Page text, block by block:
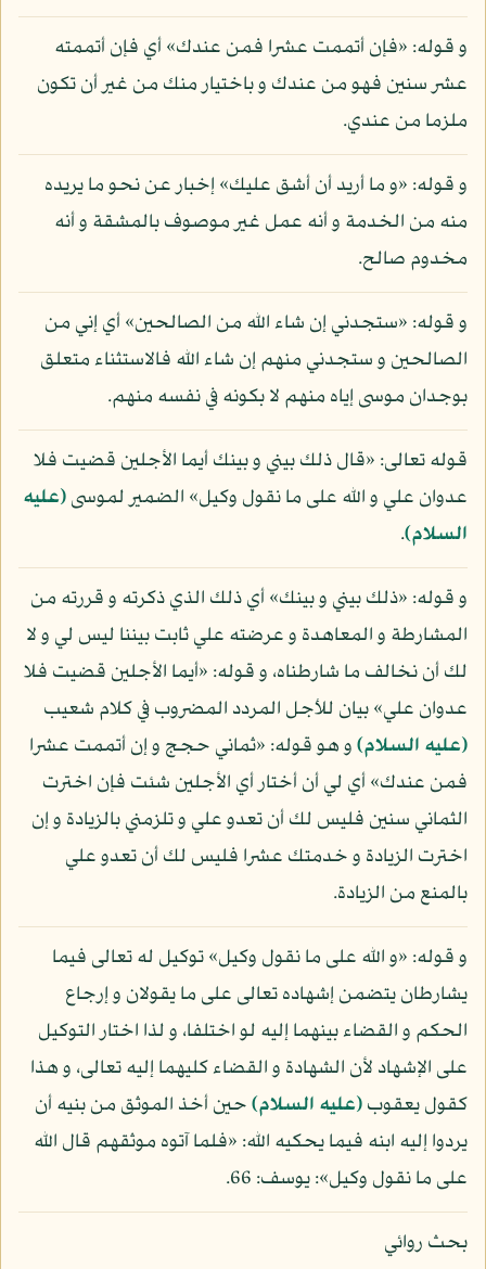
و قوله: «فإن أتممت عشرا فمن عندك» أي فإن أتممته
عشر سنين فهو من عندك و باختيار منك من غير أن تكون
ملزما من عندي.
و قوله: «و ما أريد أن أشق عليك» إخبار عن نحو ما يريده
منه من الخدمة و أنه عمل غير موصوف بالمشقة و أنه
مخدوم صالح.
و قوله: «ستجدني إن شاء الله من الصالحين» أي إني من
الصالحين و ستجدني منهم إن شاء الله فالاستثناء متعلق
بوجدان موسى إياه منهم لا بكونه في نفسه منهم.
قوله تعالى: «قال ذلك بيني و بينك أيما الأجلين قضيت فلا
عدوان علي و الله على ما نقول وكيل» الضمير لموسى(عليه
السلام).
و قوله: «ذلك بيني و بينك» أي ذلك الذي ذكرته و قررته من
المشارطة و المعاهدة و عرضته علي ثابت بيننا ليس لي و لا
لك أن نخالف ما شارطناه، و قوله: «أيما الأجلين قضيت فلا
عدوان علي» بيان للأجل المردد المضروب في كلام شعيب
(عليه السلام)و هو قوله: «ثماني حجج و إن أتممت عشرا
فمن عندك» أي لي أن أختار أي الأجلين شئت فإن اخترت
الثماني سنين فليس لك أن تعدو علي و تلزمني بالزيادة و إن
اخترت الزيادة و خدمتك عشرا فليس لك أن تعدو علي
بالمنع من الزيادة.
و قوله: «و الله على ما نقول وكيل» توكيل له تعالى فيما
يشارطان يتضمن إشهاده تعالى على ما يقولان و إرجاع
الحكم و القضاء بينهما إليه لو اختلفا، و لذا اختار التوكيل
على الإشهاد لأن الشهادة و القضاء كليهما إليه تعالى، و هذا
كقول يعقوب(عليه السلام)حين أخذ الموثق من بنيه أن
يردوا إليه ابنه فيما يحكيه الله: «فلما آتوه موثقهم قال الله
على ما نقول وكيل»: يوسف: 66.
بحث روائي